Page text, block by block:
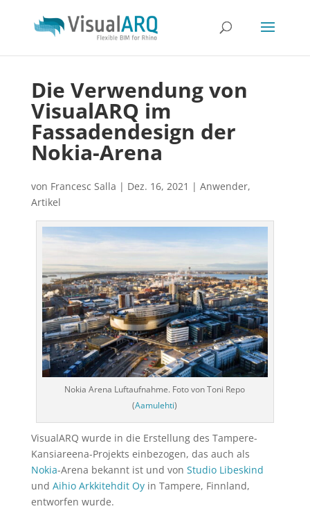
Die Verwendung von
VisualARQ im
Fassadendesign der
Nokia-Arena
von Francesc Salla | Dez. 16, 2021 | Anwender,
Artikel
Nokia Arena Luftaufnahme. Foto von Toni Repo
(Aamulehti)
VisualARQ wurde in die Erstellung des Tampere-
Kansiareena-Projekts einbezogen, das auch als
Nokia-Arena bekannt ist und von Studio Libeskind
und Aihio Arkkitehdit Oyin Tampere, Finnland,
entworfen wurde.